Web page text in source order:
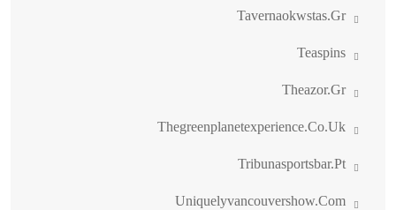
Tavernaokwstas.gr
Teaspins
Theazor.gr
Thegreenplanetexperience.co.uk
Tribunasportsbar.pt
Uniquelyvancouvershow.com